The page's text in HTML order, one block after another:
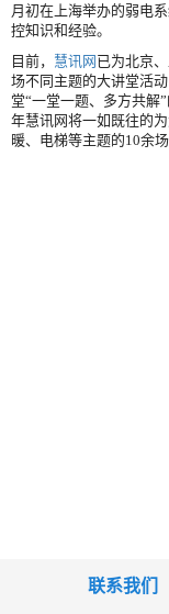
月初在上海举办的弱电
控知识和经验。
目前， 慧讯网 已为北京
场不同主题的大讲堂活
堂“一堂一题、多方共解
年慧讯网将一如既往的
暖、电梯等主题的10余
联系我们